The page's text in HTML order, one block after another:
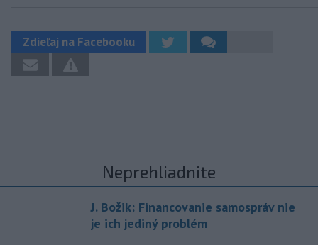
Zdieľaj na Facebooku
Neprehliadnite
J. Božik: Financovanie samospráv nie
je ich jediný problém